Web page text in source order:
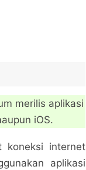
merilis aplikasi
iOS.
koneksi internet
aplikasi